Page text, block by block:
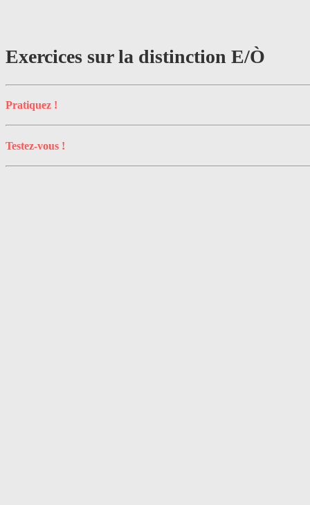
Exercices sur la distinction E/Ò
Pratiquez !
Testez-vous !